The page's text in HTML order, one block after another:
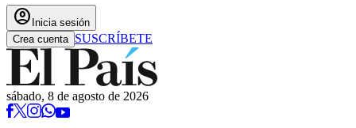
account_circle Inicia sesión
Crea cuenta SUSCRÍBETE
sábado, 8 de agosto de 2026